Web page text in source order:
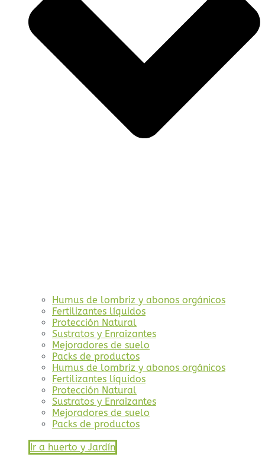
Humus de lombriz y abonos orgánicos
Fertilizantes líquidos
Protección Natural
Sustratos y Enraizantes
Mejoradores de suelo
Packs de productos
Humus de lombriz y abonos orgánicos
Fertilizantes líquidos
Protección Natural
Sustratos y Enraizantes
Mejoradores de suelo
Packs de productos
Ir a huerto y Jardín